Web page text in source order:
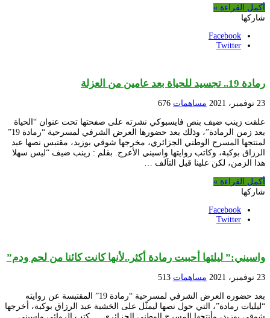
أكمل القراءة »
شاركها
Facebook
Twitter
رمادة 19.. تجسيد للحياة بعد عامين من العزلة
23 نوفمبر، 2021 مساهمات 676
علقت زينب ضيف بنص فايسبوكي نشرته على صفحتها تحت عنوان “الحياة
بعد زمن الرمادة”، وذلك بعد حضورها العرض الشرفي لمسرحية “رمادة 19”
لمنتجها المسرح الوطني الجزائري، مخرجها شوقي بوزيد، مقتبس نصها عبد
الرزاق بوكبة، وكاتب روايتها واسيني الأعرج. بقلم : زينب ضيف “ليس سهلا
هذا الزمن، لكن علينا قبل التآلف …
أكمل القراءة »
شاركها
Facebook
Twitter
واسيني:” ليلتها أحببت رمادة أكثر..لأنها كانت كائنا من لحم ودم”
23 نوفمبر، 2021 مساهمات 513
بعد حضوره العرض الشرفي لمسرحية “رمادة 19” المقتبسة عن روايته
“ليليات رمادة”، التي حول نصها ليمثّل على الخشبة عبد الرزاق بوكبة، أخرجها